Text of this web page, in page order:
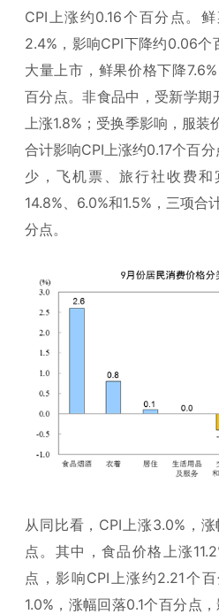
CPI上涨约0.16个百分点。
2.4%，影响CPI下降约0.06个
大量上市，鲜果价格下降
百分点。非食品中，受新学期
上涨1.8%；受换季影响，服装
合计影响CPI上涨约0.17个百
少，飞机票、旅行社收费
14.8%、6.0%和1.5%，三项合
分点。
从同比看，CPI上涨3.0%，
点。其中，食品价格上涨
点，影响CPI上涨约2.21个
1.0%，涨幅回落0.1个百分点